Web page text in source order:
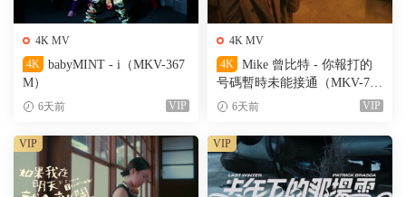
4K MV
4K
babyMINT - i（MKV-367
M）
6天前 VIP
4K MV
4K
Mike 曾比特 - 你報打的
号碼暫時未能接通（MKV-701
M）6天前 VIP
VIP VIP